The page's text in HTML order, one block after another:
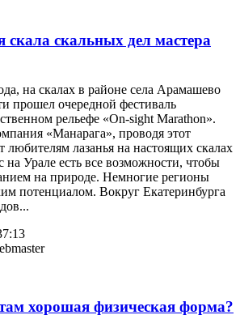
скала скальных дел мастера
на скалах в районе села Арамашево
прошел очередной фестиваль
рельефе «On-sight Marathon».
«Манарага», проводя этот
любителям лазанья на настоящих скалах
Урале есть все возможности, чтобы
на природе. Немногие регионы
потенциалом. Вокруг Екатеринбурга
хорошая физическая форма?